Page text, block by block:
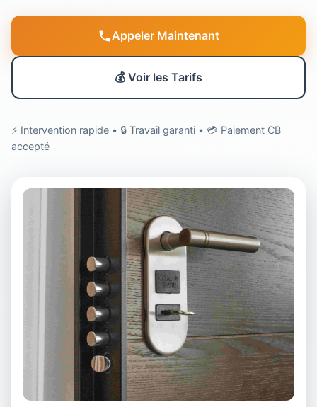
Appeler Maintenant
💰 Voir les Tarifs
⚡ Intervention rapide • 🔒 Travail garanti • 💳 Paiement CB
accepté